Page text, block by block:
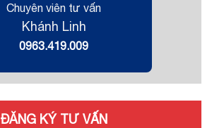
Chuyên viên tư vấn
Khánh Linh
0963.419.009
ĐĂNG KÝ TƯ VẤN